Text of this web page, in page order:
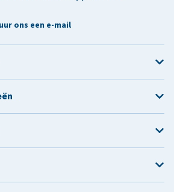
ons een e-mail